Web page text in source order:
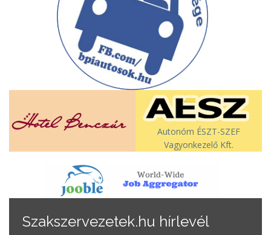
Autonóm ÉSZT-SZEF
Vagyonkezelő Kft.
Szakszervezetek.hu hírlevél